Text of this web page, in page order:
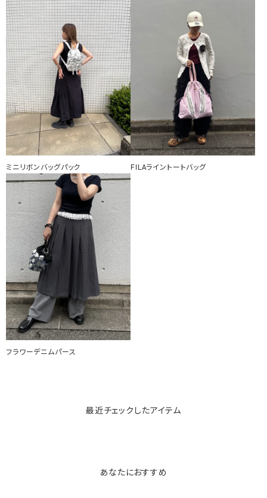
ミニリボンバッグパック FILAライントートバッグ
フラワーデニムパース
最近チェックしたアイテム
あなたにおすすめ